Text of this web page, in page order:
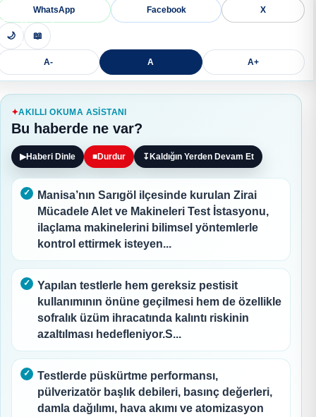
WhatsApp Facebook X
🌙 📖
A- A A+
AKILLI OKUMA ASISTANI
Bu haberde ne var?
▶Haberi Dinle ■Durdur ↧Kaldığın Yerden Devam Et
Manisa’nın Sarıgöl ilçesinde kurulan Zirai
Mücadele Alet ve Makineleri Test İstasyonu,
ilaçlama makinelerini bilimsel yöntemlerle
kontrol ettirmek isteyen...
Yapılan testlerle hem gereksiz pestisit
kullanımının önüne geçilmesi hem de özellikle
sofralık üzüm ihracatında kalıntı riskinin
azaltılması hedefleniyor.S...
Testlerde püskürtme performansı,
pülverizatör başlık debileri, basınç değerleri,
damla dağılımı, hava akımı ve atomizasyon